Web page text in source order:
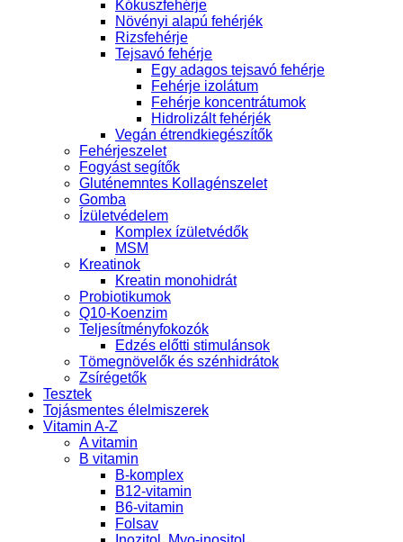
Kókuszfehérje
Növényi alapú fehérjék
Rizsfehérje
Tejsavó fehérje
Egy adagos tejsavó fehérje
Fehérje izolátum
Fehérje koncentrátumok
Hidrolizált fehérjék
Vegán étrendkiegészítők
Fehérjeszelet
Fogyást segítők
Gluténemntes Kollagénszelet
Gomba
Ízületvédelem
Komplex ízületvédők
MSM
Kreatinok
Kreatin monohidrát
Probiotikumok
Q10-Koenzim
Teljesítményfokozók
Edzés előtti stimulánsok
Tömegnövelők és szénhidrátok
Zsírégetők
Tesztek
Tojásmentes élelmiszerek
Vitamin A-Z
A vitamin
B vitamin
B-komplex
B12-vitamin
B6-vitamin
Folsav